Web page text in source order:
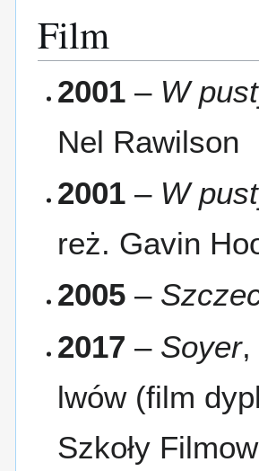
Film
2001 – W
Nel Rawilson
2001 – W
reż. Gavin
2005 –
2017 – Soyer,
lwów (film
Szkoły